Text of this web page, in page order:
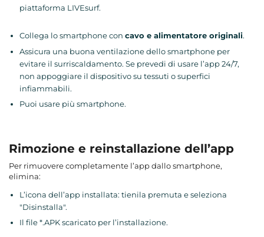
piattaforma LIVEsurf.
Collega lo smartphone con cavo e alimentatore originali.
Assicura una buona ventilazione dello smartphone per
evitare il surriscaldamento. Se prevedi di usare l’app 24/7,
non appoggiare il dispositivo su tessuti o superfici
infiammabili.
Puoi usare più smartphone.
Rimozione e reinstallazione dell’app
Per rimuovere completamente l’app dallo smartphone,
elimina:
L’icona dell’app installata: tienila premuta e seleziona
"Disinstalla".
Il file *.APK scaricato per l’installazione.